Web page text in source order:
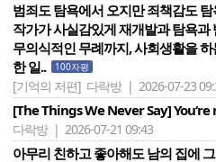
범죄도 탐욕에서 오지만 죄책감도
작가가 사실감있게 재개발과 탐욕과
무의식적인 무례까지, 사회생활을
한 일..
100자평
[기억의 저편] 다락방 | 2026-07-23
[The Things We Never Say]
다락방 | 2026-07-21 09:43
아무리 친하고 좋아해도 남의 집에